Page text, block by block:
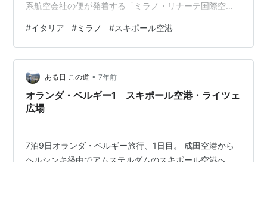
系航空会社の便が発着する「ミラノ・リナーテ国際空
モ・オリオ・アル・セーリオ国際空港」の三つの空港が
あり、今回はリナーテ空港利用です リナーテ空港は市内
から一番近い空港 距離は約７キロ、中央駅からシャトル
バスで約２５分と とても便利 タックスリファンドの手続
きもあるしと早めに出発してきたら、早すぎてチェック
インカウンターがまだ開いていな…
#イタリア #ミラノ #スキポール空港
ある日 この道 • 7年前
オランダ・ベルギー1 スキポール空港・ライツェ
広場